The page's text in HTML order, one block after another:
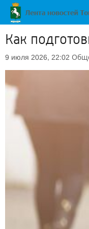
Как
9 июля 2026, 22:02